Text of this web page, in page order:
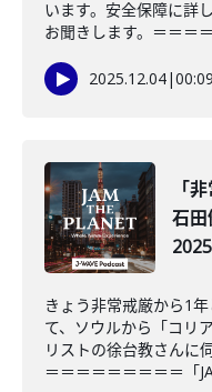
います。安全保障に詳
お聞きします。＝＝＝
2025.12.04|
「
石
きょう非常戒厳から1
て、ソウルから「コリ
リストの徐台教さんに
＝＝＝＝＝＝＝＝＝「